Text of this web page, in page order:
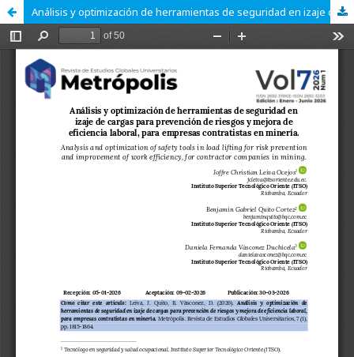
Análisis y optimización de herramientas de seguridad en izaje de cargas para prevención de riesgos y mejora de eficiencia laboral, para empresas contratistas en minería.